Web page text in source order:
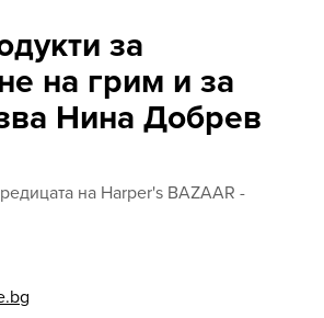
за
на грим и за
Нина Добрев
на Harper's BAZAAR -